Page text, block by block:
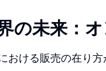
の未来：
おける販売の在り